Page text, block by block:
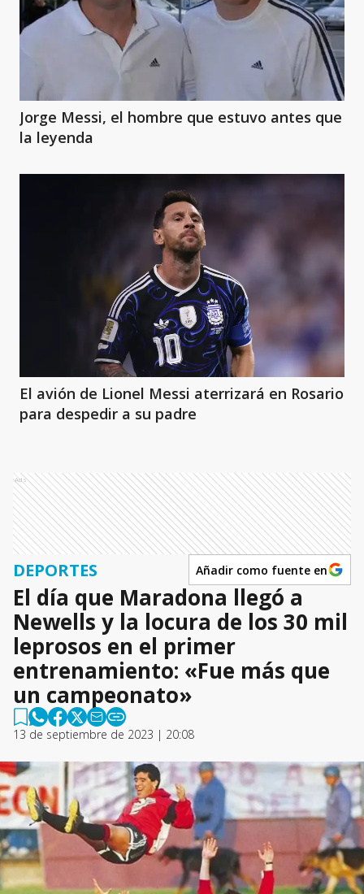
Jorge Messi, el hombre que estuvo antes que
la leyenda
El avión de Lionel Messi aterrizará en Rosario
para despedir a su padre
Ads
DEPORTES Añadir como fuente en
El día que Maradona llegó a
Newells y la locura de los 30 mil
leprosos en el primer
entrenamiento: «Fue más que
un campeonato»
13 de septiembre de 2023 | 20:08